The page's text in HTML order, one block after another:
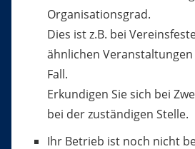
Organisationsgrad.
Dies ist z.B. bei
ähnlichen
Fall.
Erkundigen Sie sich bei
bei der zuständigen Stelle.
Ihr Betrieb ist noch nicht